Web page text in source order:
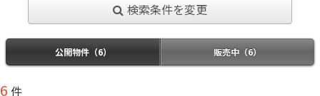
検索条件を変更
公開物件（6） 販売中（6）
6 件